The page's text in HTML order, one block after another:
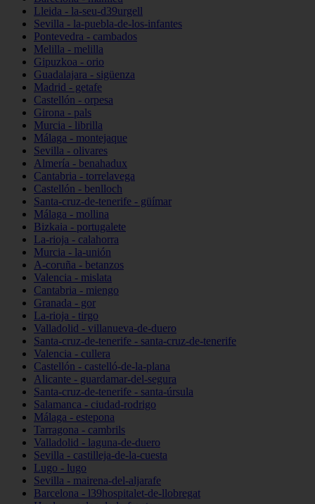
Lleida - la-seu-d39urgell
Sevilla - la-puebla-de-los-infantes
Pontevedra - cambados
Melilla - melilla
Gipuzkoa - orio
Guadalajara - sigüenza
Madrid - getafe
Castellón - orpesa
Girona - pals
Murcia - librilla
Málaga - montejaque
Sevilla - olivares
Almería - benahadux
Cantabria - torrelavega
Castellón - benlloch
Santa-cruz-de-tenerife - güímar
Málaga - mollina
Bizkaia - portugalete
La-rioja - calahorra
Murcia - la-unión
A-coruña - betanzos
Valencia - mislata
Cantabria - miengo
Granada - gor
La-rioja - tirgo
Valladolid - villanueva-de-duero
Santa-cruz-de-tenerife - santa-cruz-de-tenerife
Valencia - cullera
Castellón - castelló-de-la-plana
Alicante - guardamar-del-segura
Santa-cruz-de-tenerife - santa-úrsula
Salamanca - ciudad-rodrigo
Málaga - estepona
Tarragona - cambrils
Valladolid - laguna-de-duero
Sevilla - castilleja-de-la-cuesta
Lugo - lugo
Sevilla - mairena-del-aljarafe
Barcelona - l39hospitalet-de-llobregat